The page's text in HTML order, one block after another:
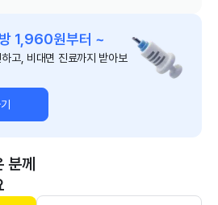
1,960원부터 ~
고, 비대면 진료까지 받아보
분께